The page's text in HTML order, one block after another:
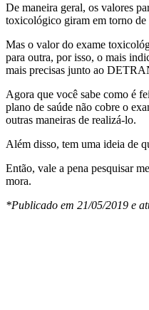
De maneira geral, os valores
toxicológico giram em torno
Mas o valor do exame
para outra, por isso, o mais
mais precisas junto ao
Agora que você sabe como é
plano de saúde não cobre o
outras maneiras de realizá-lo.
Além disso, tem uma ideia de
Então, vale a pena pesquisar
mora.
*Publicado em 21/05/2019 e